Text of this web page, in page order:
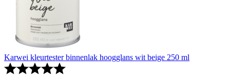
Karwei kleurtester binnenlak hoogglans wit beige 250 ml